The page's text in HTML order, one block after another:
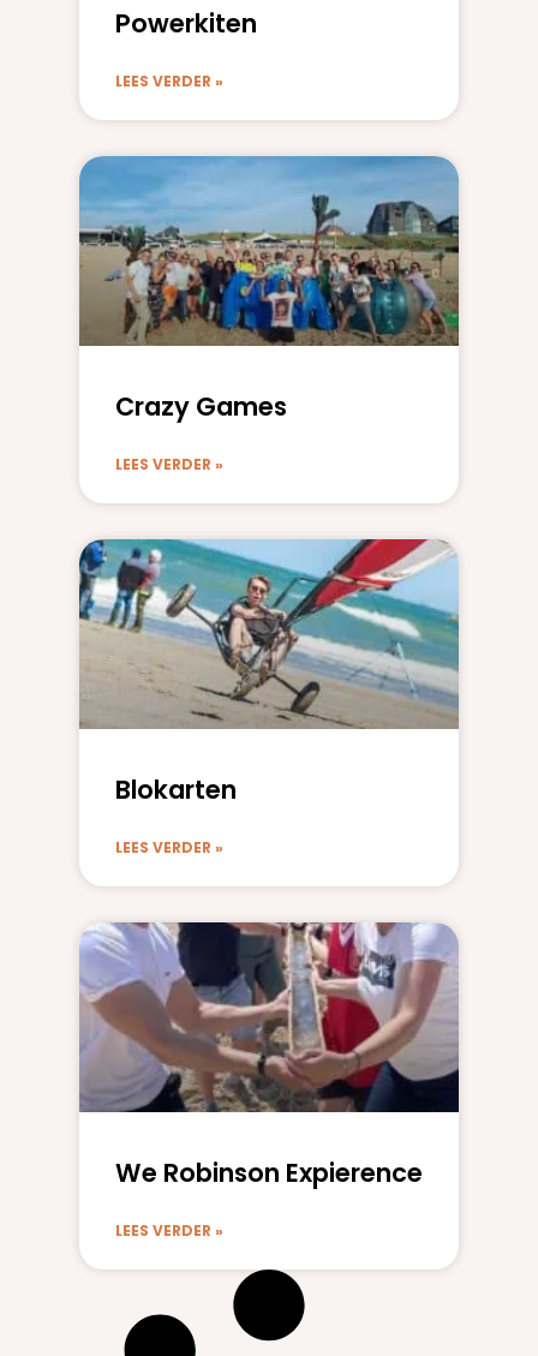
Powerkiten
LEES VERDER »
Crazy Games
LEES VERDER »
Blokarten
LEES VERDER »
We Robinson Expierence
LEES VERDER »